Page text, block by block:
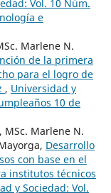
Vol. 10 Núm.
e
Marlene N.
de la primera
para el logro de
, Universidad y
10 de
MSc. Marlene N.
Desarrollo
con base en el
institutos técnicos
y Sociedad: Vol.